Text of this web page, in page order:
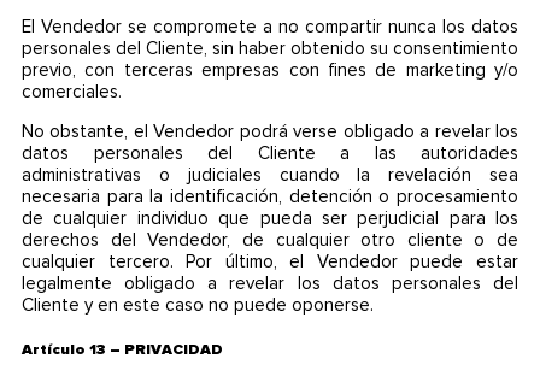
El Vendedor se compromete a no compartir nunca los datos
personales del Cliente, sin haber obtenido su consentimiento
previo, con terceras empresas con fines de marketing y/o
comerciales.
No obstante, el Vendedor podrá verse obligado a revelar los
datos personales del Cliente a las autoridades
administrativas o judiciales cuando la revelación sea
necesaria para la identificación, detención o procesamiento
de cualquier individuo que pueda ser perjudicial para los
derechos del Vendedor, de cualquier otro cliente o de
cualquier tercero. Por último, el Vendedor puede estar
legalmente obligado a revelar los datos personales del
Cliente y en este caso no puede oponerse.
Artículo 13 – PRIVACIDAD